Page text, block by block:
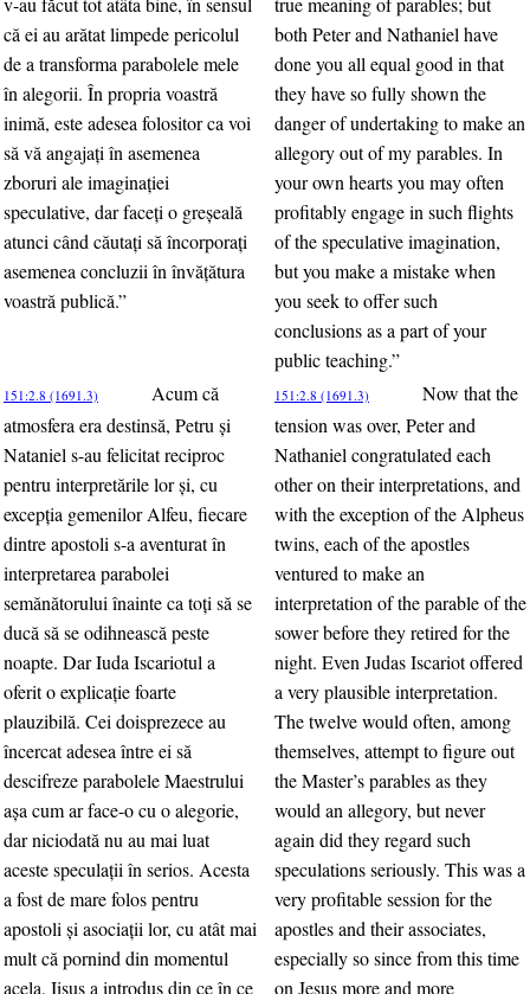
că ei au arătat limpede pericolul
de a transforma parabolele mele
în alegorii. În propria voastră
inimă, este adesea folositor ca voi
să vă angajaţi în asemenea
zboruri ale imaginaţiei
speculative, dar faceţi o greşeală
atunci când căutaţi să încorporaţi
asemenea concluzii în învăţătura
voastră publică.”
both Peter and Nathaniel have
done you all equal good in that
they have so fully shown the
danger of undertaking to make an
allegory out of my parables. In
your own hearts you may often
profitably engage in such flights
of the speculative imagination,
but you make a mistake when
you seek to offer such
conclusions as a part of your
public teaching.”
151:2.8 (1691.3)
Acum că
atmosfera era destinsă, Petru şi
Nataniel s-au felicitat reciproc
pentru interpretările lor şi, cu
excepţia gemenilor Alfeu, fiecare
dintre apostoli s-a aventurat în
interpretarea parabolei
semănătorului înainte ca toţi să se
ducă să se odihnească peste
noapte. Dar Iuda Iscariotul a
oferit o explicaţie foarte
plauzibilă. Cei doisprezece au
încercat adesea între ei să
descifreze parabolele Maestrului
aşa cum ar face-o cu o alegorie,
dar niciodată nu au mai luat
aceste speculaţii în serios. Acesta
a fost de mare folos pentru
apostoli şi asociaţii lor, cu atât mai
mult că pornind din momentul
acela, Iisus a introdus din ce în ce
151:2.8 (1691.3)
Now that the
tension was over, Peter and
Nathaniel congratulated each
other on their interpretations, and
with the exception of the Alpheus
twins, each of the apostles
ventured to make an
interpretation of the parable of the
sower before they retired for the
night. Even Judas Iscariot offered
a very plausible interpretation.
The twelve would often, among
themselves, attempt to figure out
the Master’s parables as they
would an allegory, but never
again did they regard such
speculations seriously. This was a
very profitable session for the
apostles and their associates,
especially so since from this time
on Jesus more and more